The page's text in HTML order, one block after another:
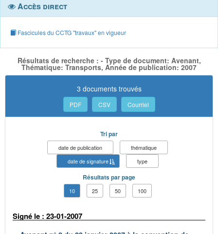
Accès direct
Fascicules du CCTG "travaux" en vigueur
Résultats de recherche : - Type de document: Avenant,
Thématique: Transports, Année de publication: 2007
3 documents trouvés
PDF CSV Courriel
Tri par
date de publication
thématique
date de signature
type
Résultats par page
10 25 50 100
Signé le : 23-01-2007